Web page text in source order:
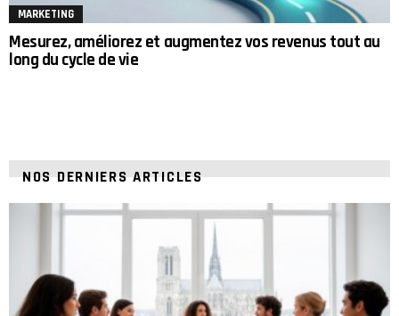
MARKETING
Mesurez, améliorez et augmentez vos revenus tout au
long du cycle de vie
NOS DERNIERS ARTICLES